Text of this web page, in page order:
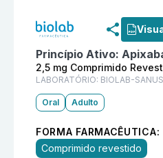
Princípio Ativo:
2,5 mg Comprimido
LABORATÓRIO: BIOLAB-
Oral Adulto
FORMA FARMACÊUTICA:
Comprimido revestido